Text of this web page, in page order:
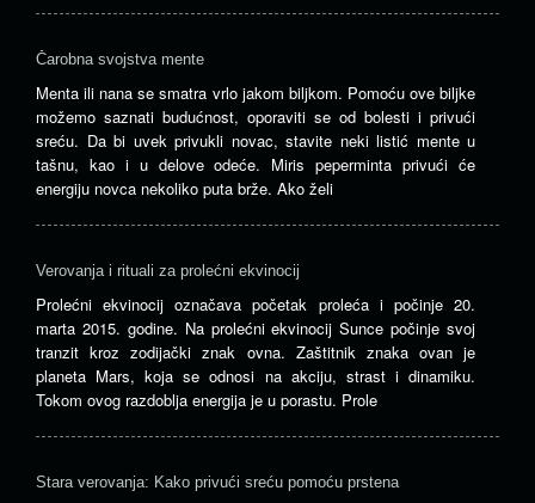
Čarobna svojstva mente
Menta ili nana se smatra vrlo jakom biljkom. Pomoću ove biljke
možemo saznati budućnost, oporaviti se od bolesti i privući
sreću. Da bi uvek privukli novac, stavite neki listić mente u
tašnu, kao i u delove odeće. Miris peperminta privući će
energiju novca nekoliko puta brže. Ako želi
Verovanja i rituali za prolećni ekvinocij
Prolećni ekvinocij označava početak proleća i počinje 20.
marta 2015. godine. Na prolećni ekvinocij Sunce počinje svoj
tranzit kroz zodijački znak ovna. Zaštitnik znaka ovan je
planeta Mars, koja se odnosi na akciju, strast i dinamiku.
Tokom ovog razdoblja energija je u porastu. Prole
Stara verovanja: Kako privući sreću pomoću prstena